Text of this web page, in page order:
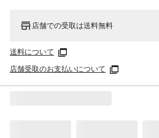
店舗での受取は送料無料
送料について
店舗受取のお支払いについて